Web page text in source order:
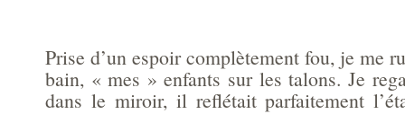
Prise d’un espoir complètement fou, je me
bain, « mes » enfants sur les talons. Je
dans le miroir, il reflétait parfaitement